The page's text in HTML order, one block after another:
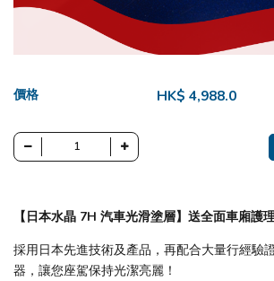
價格 HK$ 4,988.0
【日本水晶 7H 汽車光滑塗層​】送全面車廂護
採用日本先進技術及產品，再配合大量行經驗
器，讓您座駕保持光潔亮麗！